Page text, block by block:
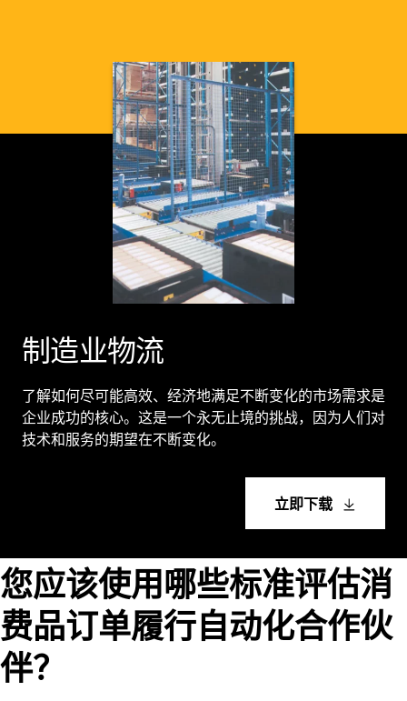
制造业物流
了解如何尽可能高效、经济地满足不断变化的市场需求是
企业成功的核心。这是一个永无止境的挑战，因为人们对
技术和服务的期望在不断变化。
立即下载
您应该使用哪些标准评估消
费品订单履行自动化合作伙
伴？